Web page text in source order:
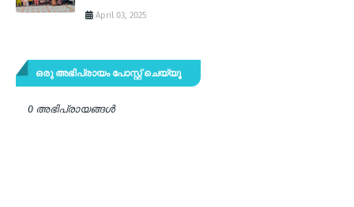
April 03, 2025
ഒരു അഭിപ്രായം പോസ്റ്റ് ചെയ്യൂ
0 അഭിപ്രായങ്ങള്‍